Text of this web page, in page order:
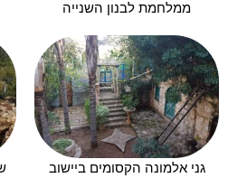
ממלחמת לבנון השנייה
גני אלמונה הקסומים ביישוב